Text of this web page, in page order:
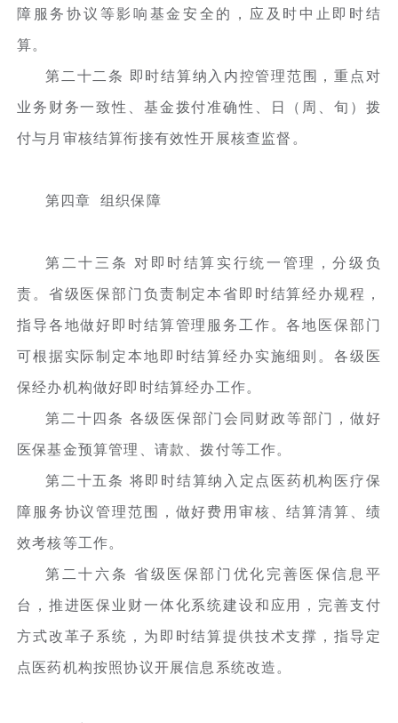
障服务协议等影响基金安全的，应及时中止即时结
算。
第二十二条 即时结算纳入内控管理范围，重点对
业务财务一致性、基金拨付准确性、日（周、旬）拨
付与月审核结算衔接有效性开展核查监督。
第四章 组织保障
第二十三条 对即时结算实行统一管理，分级负
责。省级医保部门负责制定本省即时结算经办规程，
指导各地做好即时结算管理服务工作。各地医保部门
可根据实际制定本地即时结算经办实施细则。各级医
保经办机构做好即时结算经办工作。
第二十四条 各级医保部门会同财政等部门，做好
医保基金预算管理、请款、拨付等工作。
第二十五条 将即时结算纳入定点医药机构医疗保
障服务协议管理范围，做好费用审核、结算清算、绩
效考核等工作。
第二十六条 省级医保部门优化完善医保信息平
台，推进医保业财一体化系统建设和应用，完善支付
方式改革子系统，为即时结算提供技术支撑，指导定
点医药机构按照协议开展信息系统改造。